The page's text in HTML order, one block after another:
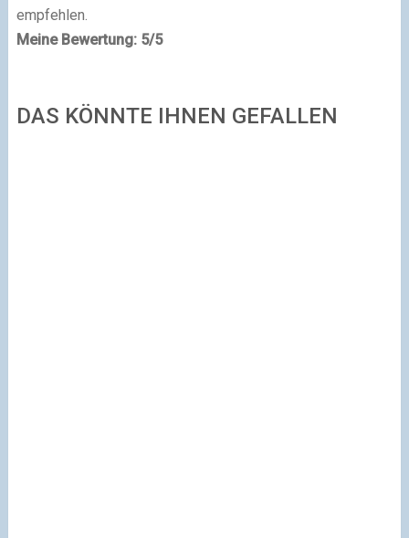
empfehlen.
Meine Bewertung: 5/5
DAS KÖNNTE IHNEN GEFALLEN